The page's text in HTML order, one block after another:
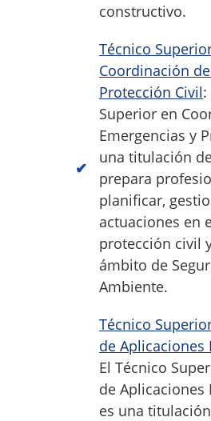
constructivo.
Técnico
Coordinación
Protección Civil:
Superior en
Emergencias y
una titulación
prepara
planificar,
actuaciones en
protección civil
ámbito de
Ambiente.
Técnico
de
El Técnico
de
es una